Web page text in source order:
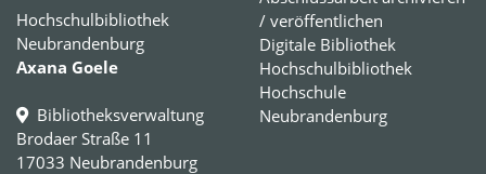
Hochschulbibliothek
Neubrandenburg
Axana Goele
Bibliotheksverwaltung
Brodaer Straße 11
17033 Neubrandenburg
/ veröffentlichen
Digitale Bibliothek
Hochschulbibliothek
Hochschule
Neubrandenburg